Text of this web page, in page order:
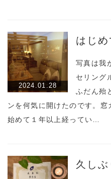
2024.01.28
はじめ
写真は我
セリング
ふだん殆
ンを何気に開けたのです。
始めて１年以上経ってい…
久し